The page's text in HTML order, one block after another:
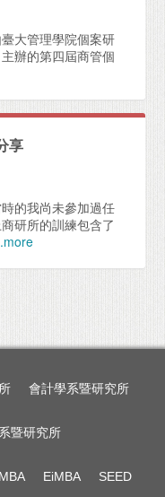
大管理學院個案研
辦的第四屆商管個
享
的我尚未參加過任
研所的訓練包含了
會計學系暨研究所
暨研究所
EiMBA SEED